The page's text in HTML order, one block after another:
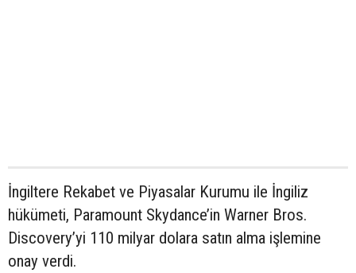
İngiltere Rekabet ve Piyasalar Kurumu ile İngiliz
hükümeti, Paramount Skydance’in Warner Bros.
Discovery’yi 110 milyar dolara satın alma işlemine
onay verdi.